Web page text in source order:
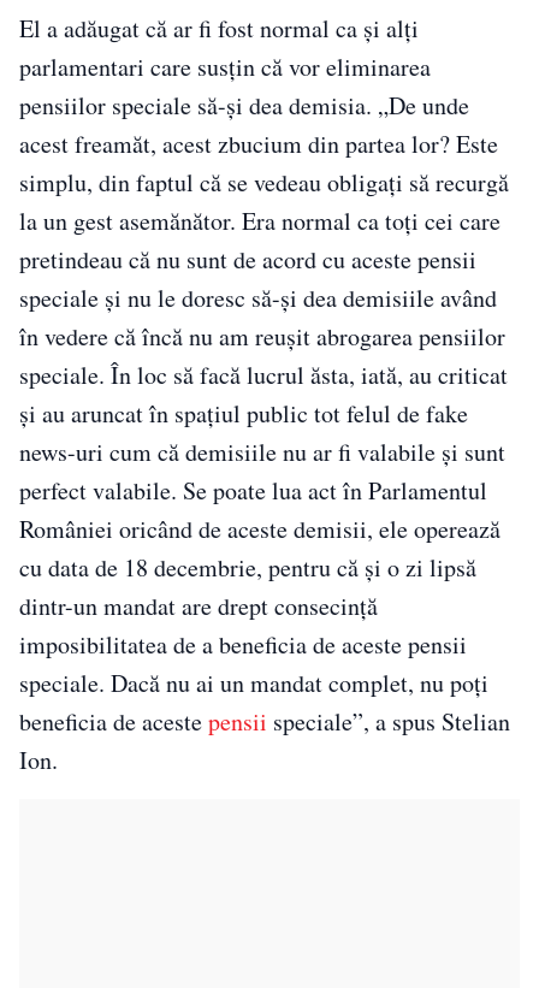
El a adăugat că ar fi fost normal ca şi alţi
parlamentari care susţin că vor eliminarea
pensiilor speciale să-şi dea demisia. „De unde
acest freamăt, acest zbucium din partea lor? Este
simplu, din faptul că se vedeau obligaţi să recurgă
la un gest asemănător. Era normal ca toţi cei care
pretindeau că nu sunt de acord cu aceste pensii
speciale şi nu le doresc să-şi dea demisiile având
în vedere că încă nu am reuşit abrogarea pensiilor
speciale. În loc să facă lucrul ăsta, iată, au criticat
şi au aruncat în spaţiul public tot felul de fake
news-uri cum că demisiile nu ar fi valabile şi sunt
perfect valabile. Se poate lua act în Parlamentul
României oricând de aceste demisii, ele operează
cu data de 18 decembrie, pentru că şi o zi lipsă
dintr-un mandat are drept consecinţă
imposibilitatea de a beneficia de aceste pensii
speciale. Dacă nu ai un mandat complet, nu poţi
beneficia de acestepensii speciale”, a spus Stelian
Ion.